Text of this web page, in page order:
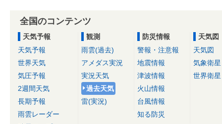
全国のコンテンツ
天気予報
天気予報
世界天気
気圧予報
2週間天気
長期予報
雨雲レーダー
観測
雨雲(過去)
アメダス実況
実況天気
過去天気
雷(実況)
防災情報
警報・注意報
地震情報
津波情報
火山情報
台風情報
知る防災
天気図
天気図
気象衛星
世界衛星